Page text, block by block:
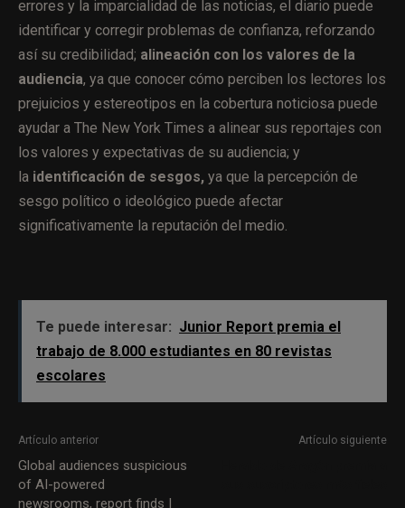
errores y la imparcialidad de las noticias, el diario puede
identificar y corregir problemas de confianza, reforzando
así su credibilidad; alineación con los valores de la
audiencia, ya que conocer cómo perciben los lectores los
prejuicios y estereotipos en la cobertura noticiosa puede
ayudar a The New York Times a alinear sus reportajes con
los valores y expectativas de su audiencia; y
la identificación de sesgos, ya que la percepción de
sesgo político o ideológico puede afectar
significativamente la reputación del medio.
Te puede interesar: Junior Report premia el
trabajo de 8.000 estudiantes en 80 revistas
escolares
Artículo anterior
Global audiences suspicious
of AI-powered
newsrooms, report finds |
Artículo siguiente